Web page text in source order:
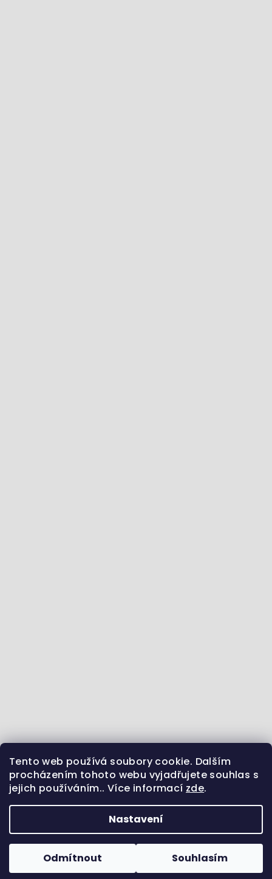
Tento web používá soubory cookie. Dalším
procházením tohoto webu vyjadřujete souhlas s
jejich používáním.. Více informací zde.
Nastavení
Odmítnout Souhlasím
Jdeme se vzdělávat :) - články ze světa zvířat
Sledujte nás na Instagramu
Jsme i na Facebooku
Uvidíme se na Pinterestu?
vyhrazena.
Vytvořil Shoptet